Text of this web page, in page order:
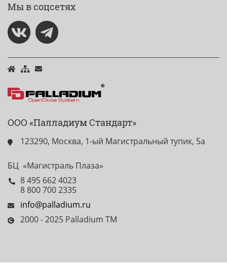
Мы в соцсетях
ООО «Палладиум Стандарт»
123290, Москва, 1-ый Магистральный тупик, 5а
БЦ «Магистраль Плаза»
8 495 662 4023
8 800 700 2335
info@palladium.ru
2000 - 2025 Palladium TM